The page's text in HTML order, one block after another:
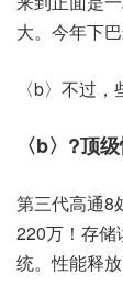
大。今年下
〈b〉不过
〈b〉?顶
第三代高通8
220万！存储
统。性能释放